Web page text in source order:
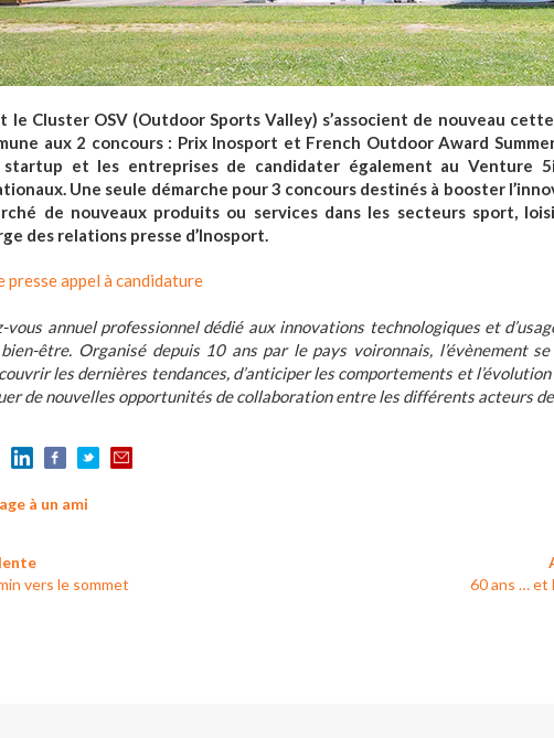
le Cluster OSV (Outdoor Sports Valley) s’associent de nouveau
aux 2 concours : Prix Inosport et French Outdoor Award
et les entreprises de candidater également au Venture
Une seule démarche pour 3 concours destinés à booster
de nouveaux produits ou services dans les secteurs sport,
des relations presse d’Inosport.
presse appel à candidature
annuel professionnel dédié aux innovations technologiques et
être. Organisé depuis 10 ans par le pays voironnais, l’évènement
les dernières tendances, d’anticiper les comportements et
de nouvelles opportunités de collaboration entre les différents acteurs
à un ami
vers le sommet
60 ans … et